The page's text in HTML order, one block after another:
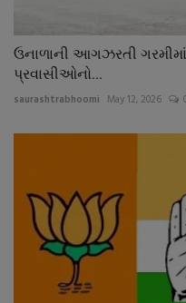
ઉનાળાની આગઝરતી
પ્રવાસીઓનો...
saurashtrabhoomi May 12, 2026